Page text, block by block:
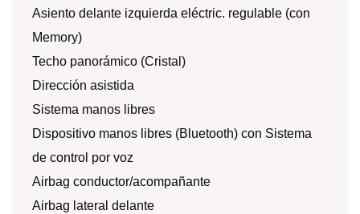
Asiento delante izquierda eléctric. regulable (con
Memory)
Techo panorámico (Cristal)
Dirección asistida
Sistema manos libres
Dispositivo manos libres (Bluetooth) con Sistema
de control por voz
Airbag conductor/acompañante
Airbag lateral delante